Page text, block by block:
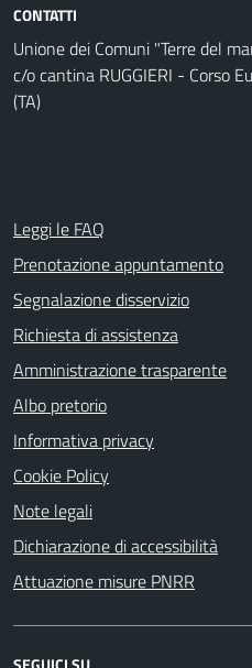
CONTATTI
Unione dei Comuni "Terre del
c/o cantina RUGGIERI - Corso
(TA)
Leggi le FAQ
Prenotazione appuntamento
Segnalazione disservizio
Richiesta di assistenza
Amministrazione trasparente
Albo pretorio
Informativa privacy
Cookie Policy
Note legali
Dichiarazione di accessibilità
Attuazione misure PNRR